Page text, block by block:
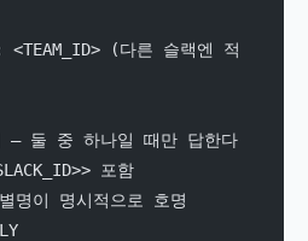
— 둘 중 하나일 때만 답한다
포함
별명이 명시적으로 호명